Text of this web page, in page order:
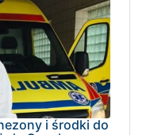
i środki do